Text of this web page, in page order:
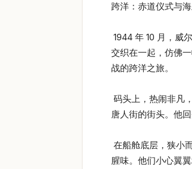
跨洋：赤道仪式与
1944 年 10 月，威
交织在一起，仿佛
战的跨洋之旅。
码头上，热闹非凡
唐人街的街头。他
在船舱底层，狭小
腥味。他们小心翼